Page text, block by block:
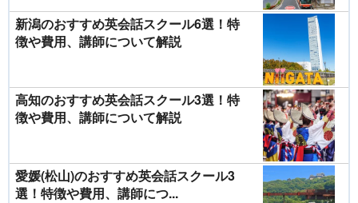
新潟のおすすめ英会話スクール6選！特
徴や費用、講師について解説
高知のおすすめ英会話スクール3選！特
徴や費用、講師について解説
愛媛(松山)のおすすめ英会話スクール3
選！特徴や費用、講師につ...